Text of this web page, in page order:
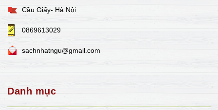
Cầu Giấy- Hà Nội
0869613029
sachnhatngu@gmail.com
Danh mục